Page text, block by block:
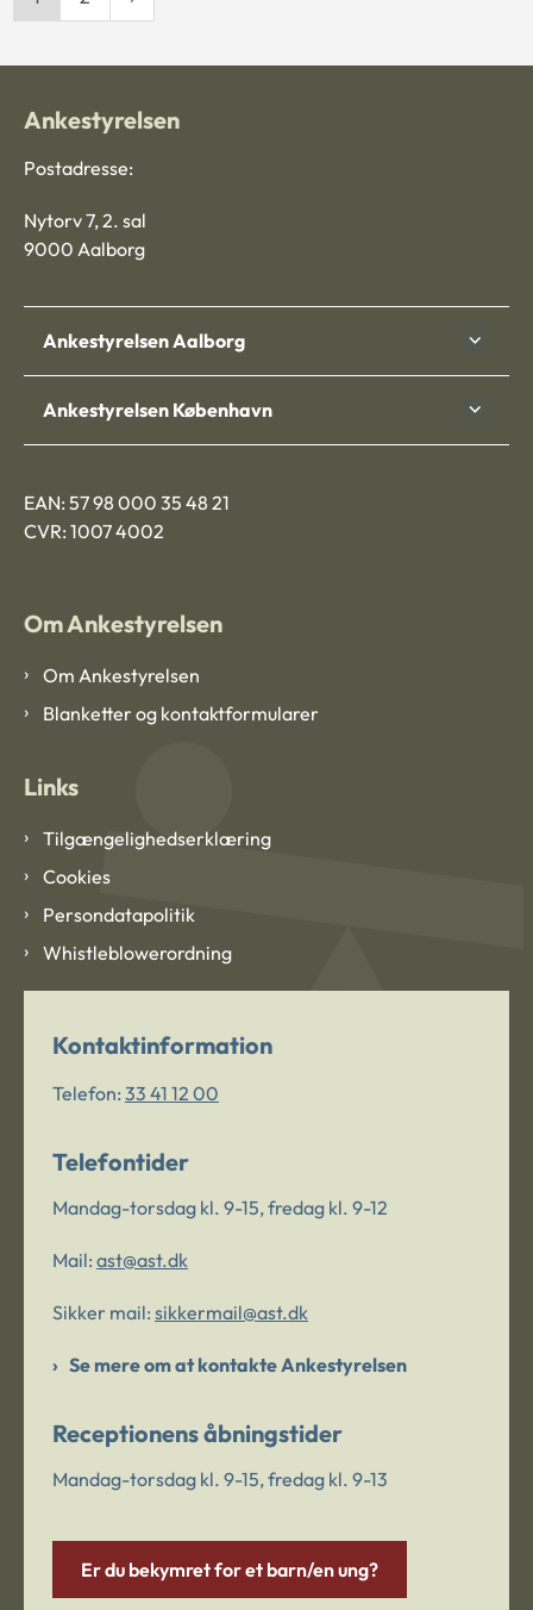
Ankestyrelsen
Postadresse:
Nytorv 7, 2. sal
9000 Aalborg
Ankestyrelsen Aalborg
Ankestyrelsen København
EAN: 57 98 000 35 48 21
CVR: 1007 4002
Om Ankestyrelsen
Om Ankestyrelsen
Blanketter og kontaktformularer
Links
Tilgængelighedserklæring
Cookies
Persondatapolitik
Whistleblowerordning
Kontaktinformation
Telefon: 33 41 12 00
Telefontider
Mandag-torsdag kl. 9-15, fredag kl. 9-12
Mail: ast@ast.dk
Sikker mail: sikkermail@ast.dk
Se mere om at kontakte Ankestyrelsen
Receptionens åbningstider
Mandag-torsdag kl. 9-15, fredag kl. 9-13
Er du bekymret for et barn/en ung?